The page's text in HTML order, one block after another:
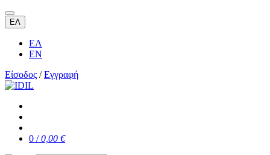
ΕΛ
ΕΛ
EN
Είσοδος /Εγγραφή
0 /0,00 €